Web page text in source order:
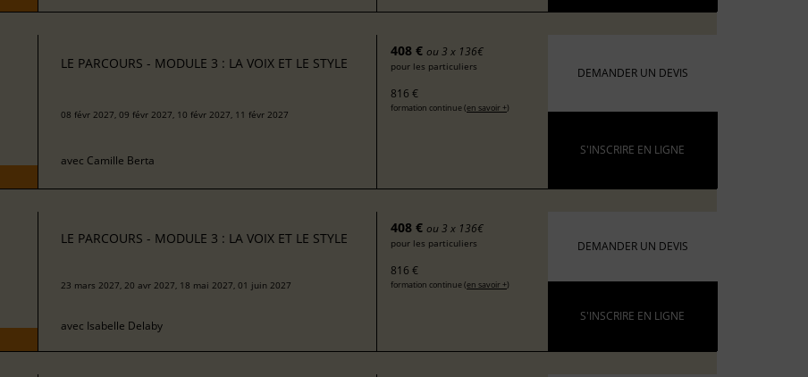
LE PARCOURS - MODULE 3 : LA VOIX ET LE STYLE
08 févr 2027, 09 févr 2027, 10 févr 2027, 11 févr 2027
avec Camille Berta
408 € ou 3 x 136€
pour les particuliers
816 €
formation continue (en savoir +)
DEMANDER UN DEVIS
S'INSCRIRE EN LIGNE
LE PARCOURS - MODULE 3 : LA VOIX ET LE STYLE
23 mars 2027, 20 avr 2027, 18 mai 2027, 01 juin 2027
avec Isabelle Delaby
408 € ou 3 x 136€
pour les particuliers
816 €
formation continue (en savoir +)
DEMANDER UN DEVIS
S'INSCRIRE EN LIGNE